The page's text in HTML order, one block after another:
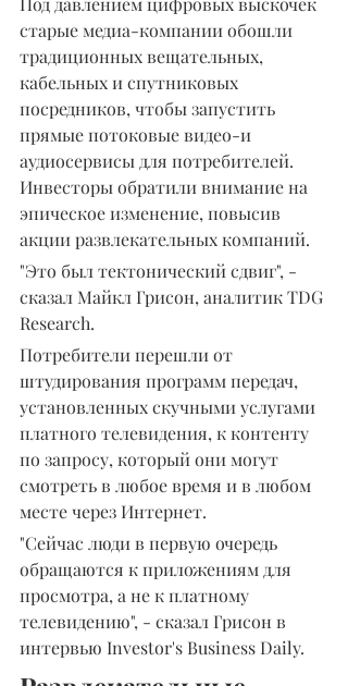
старые медиа-компании обошли
традиционных вещательных,
кабельных и спутниковых
посредников, чтобы запустить
прямые потоковые видео-и
аудиосервисы для потребителей.
Инвесторы обратили внимание на
эпическое изменение, повысив
акции развлекательных компаний.
"Это был тектонический сдвиг", -
сказал Майкл Грисон, аналитик TDG
Research.
Потребители перешли от
штудирования программ передач,
установленных скучными услугами
платного телевидения, к контенту
по запросу, который они могут
смотреть в любое время и в любом
месте через Интернет.
"Сейчас люди в первую очередь
обращаются к приложениям для
просмотра, а не к платному
телевидению", - сказал Грисон в
интервью Investor's Business Daily.